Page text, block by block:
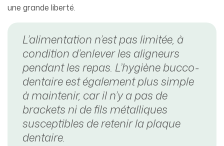
une grande liberté.
L’alimentation n’est pas limitée, à
condition d’enlever les aligneurs
pendant les repas. L’hygiène bucco-
dentaire est également plus simple
à maintenir, car il n’y a pas de
brackets ni de fils métalliques
susceptibles de retenir la plaque
dentaire.